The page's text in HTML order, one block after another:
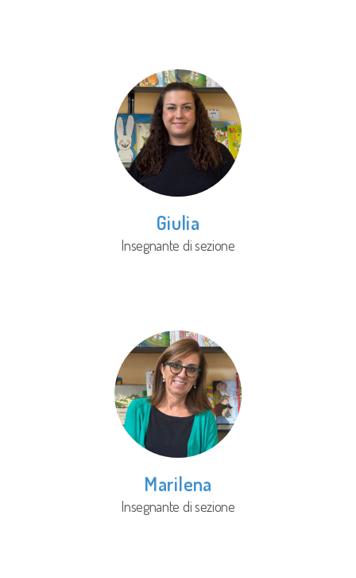
Giulia
Insegnante di sezione
Marilena
Insegnante di sezione